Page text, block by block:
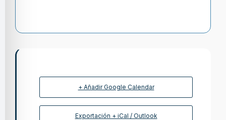
+ Añadir Google Calendar
Exportación + iCal / Outlook